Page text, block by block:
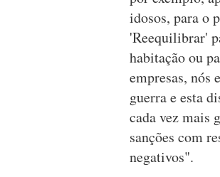
idosos, para o
'Reequilibrar'
habitação ou
empresas, nós
guerra e esta
cada vez mais
sanções com
negativos".